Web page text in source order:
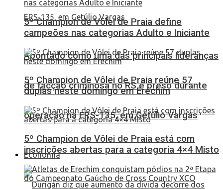
Apontado como uma das principais lideranças
de facção criminosa no RS é preso durante
operação na ERS-135, em Getúlio Vargas
Economia
5º Champion de Vôlei de Praia define
campeões nas categorias Adulto e Iniciante
5º Champion de Vôlei de Praia reúne 57
duplas neste domingo em Erechim
5º Champion de Vôlei de Praia está com
inscrições abertas para a categoria 4×4 Misto